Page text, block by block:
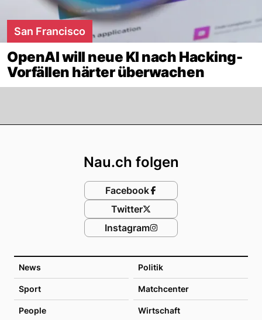
San Francisco
OpenAI will neue KI nach Hacking-
Vorfällen härter überwachen
News Politik
Sport Matchcenter
People Wirtschaft
Nau.ch folgen
Facebook
Twitter
Instagram